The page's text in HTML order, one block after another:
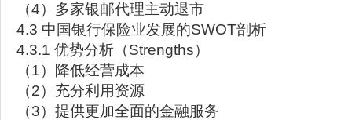
（4）多家银邮代理主动退市
4.3 中国银行保险业发展的SWOT剖析
4.3.1 优势分析（Strengths）
（1）降低经营成本
（2）充分利用资源
（3）提供更加全面的金融服务